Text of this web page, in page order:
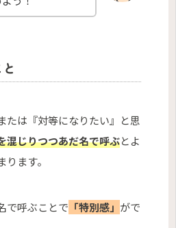
たは『対等になりたい』と思
混じりつつあだ名で呼ぶとよ
ます。
で呼ぶことで 「特別感」 がで